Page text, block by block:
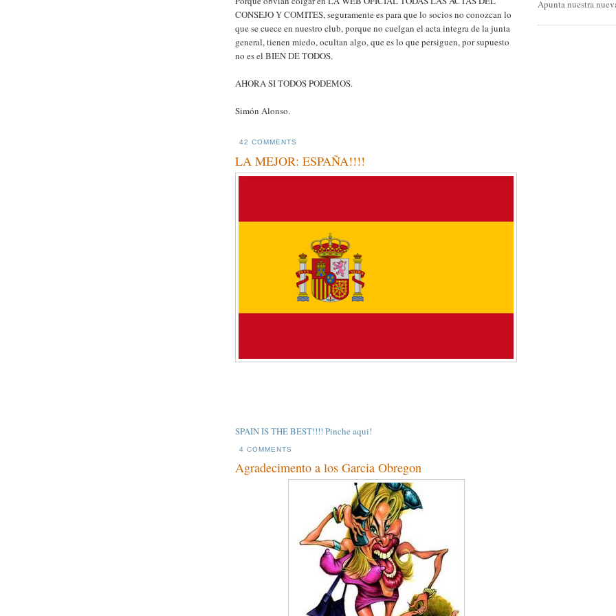
CONSEJO Y COMITES, seguramente es para que lo socios no conozcan lo
que se cuece en nuestro club, porque no cuelgan el acta integra de la junta
general, tienen miedo, ocultan algo, que es lo que persiguen, por supuesto
no es el BIEN DE TODOS.
AHORA SI TODOS PODEMOS.
Simón Alonso.
42 COMMENTS
LA MEJOR: ESPAÑA!!!!
SPAIN IS THE BEST!!!! Pinche aqui!
4 COMMENTS
Agradecimento a los Garcia Obregon
Apunta nuestra